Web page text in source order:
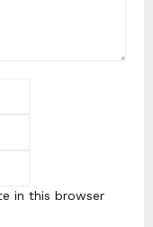
in this browser